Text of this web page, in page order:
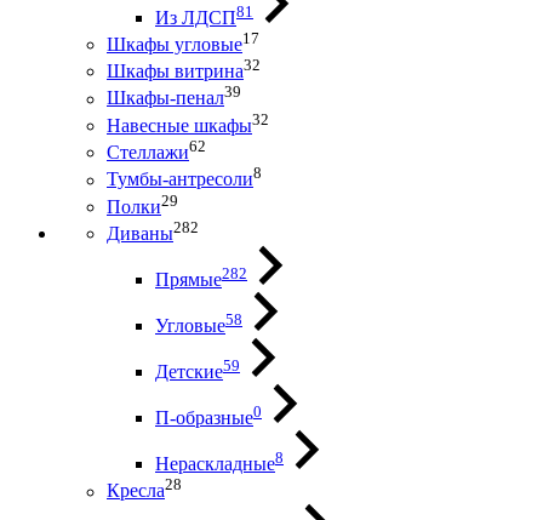
Из ЛДСП81
Шкафы угловые17
Шкафы витрина32
Шкафы-пенал39
Навесные шкафы32
Стеллажи62
Тумбы-антресоли8
Полки29
Диваны282
Прямые282
Угловые58
Детские59
П-образные0
Нераскладные8
Кресла28